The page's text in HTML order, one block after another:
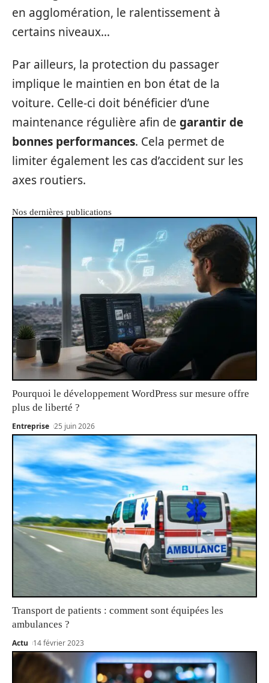
en agglomération, le ralentissement à
certains niveaux…
Par ailleurs, la protection du passager
implique le maintien en bon état de la
voiture. Celle-ci doit bénéficier d’une
maintenance régulière afin de garantir de
bonnes performances. Cela permet de
limiter également les cas d’accident sur les
axes routiers.
Nos dernières publications
Pourquoi le développement WordPress sur mesure offre
plus de liberté ?
Entreprise 25 juin 2026
Transport de patients : comment sont équipées les
ambulances ?
Actu 14 février 2023